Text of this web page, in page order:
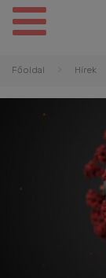
Főoldal Hírek